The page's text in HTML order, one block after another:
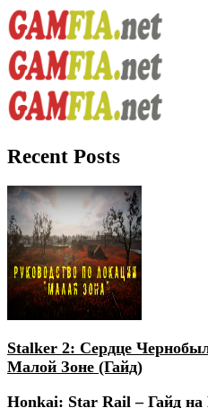
Recent Posts
Stalker 2: Сердце
Малой Зоне (Гайд)
Honkai: Star Rail – Гайд